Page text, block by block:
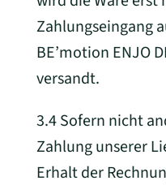
Zahlungseingang
BE’motion ENJO
versandt.
3.4 Sofern nicht
Zahlung unserer
Erhalt der